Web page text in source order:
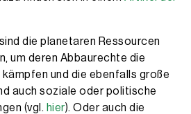
die planetaren Ressourcen
um deren Abbaurechte die
und die ebenfalls große
auch soziale oder politische
(vgl. hier). Oder auch die